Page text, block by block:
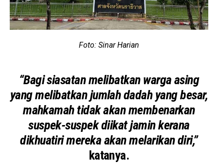
Foto: Sinar Harian
“Bagi siasatan melibatkan warga asing
yang melibatkan jumlah dadah yang besar,
mahkamah tidak akan membenarkan
suspek-suspek diikat jamin kerana
dikhuatiri mereka akan melarikan diri,”
katanya.